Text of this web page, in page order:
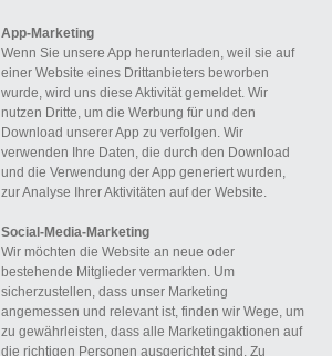
App-Marketing
Wenn Sie unsere App herunterladen, weil sie auf
einer Website eines Drittanbieters beworben
wurde, wird uns diese Aktivität gemeldet. Wir
nutzen Dritte, um die Werbung für und den
Download unserer App zu verfolgen. Wir
verwenden Ihre Daten, die durch den Download
und die Verwendung der App generiert wurden,
zur Analyse Ihrer Aktivitäten auf der Website.
Social-Media-Marketing
Wir möchten die Website an neue oder
bestehende Mitglieder vermarkten. Um
sicherzustellen, dass unser Marketing
angemessen und relevant ist, finden wir Wege, um
zu gewährleisten, dass alle Marketingaktionen auf
die richtigen Personen ausgerichtet sind. Zu